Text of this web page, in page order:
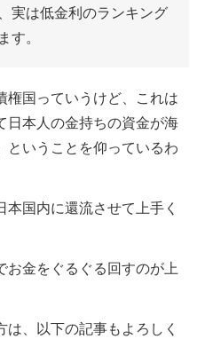
実は低金利のランキング
。
権国っていうけど、これは
日本人の金持ちの資金が海
ということを仰っているわ
国内に還流させて上手く
お金をぐるぐる回すのが上
、以下の記事もよろしく